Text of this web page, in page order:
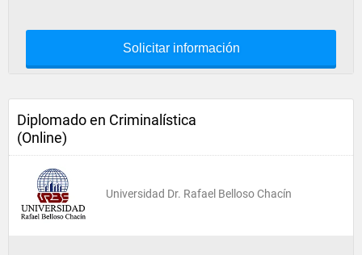
Solicitar información
Diplomado en Criminalística
(Online)
Universidad Dr. Rafael Belloso Chacín